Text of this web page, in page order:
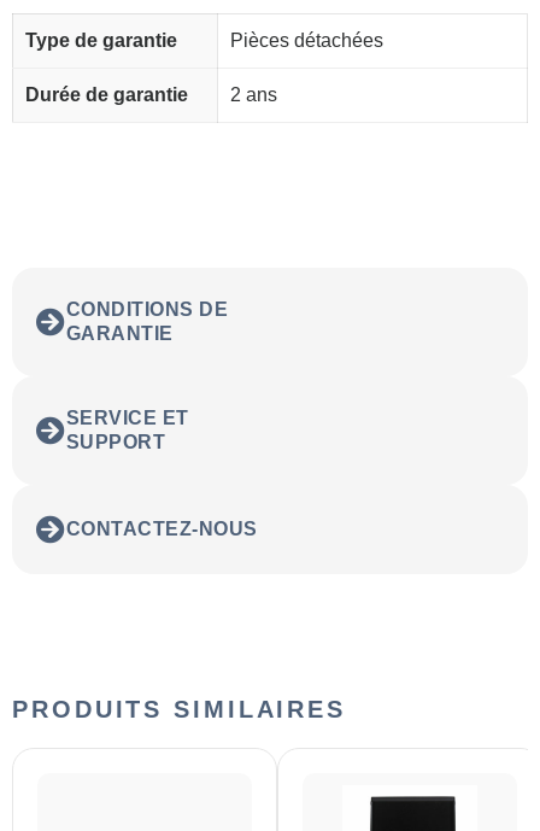
Type de garantie Pièces détachées
Durée de garantie 2 ans
CONDITIONS DE
GARANTIE
SERVICE ET
SUPPORT
CONTACTEZ-NOUS
PRODUITS SIMILAIRES